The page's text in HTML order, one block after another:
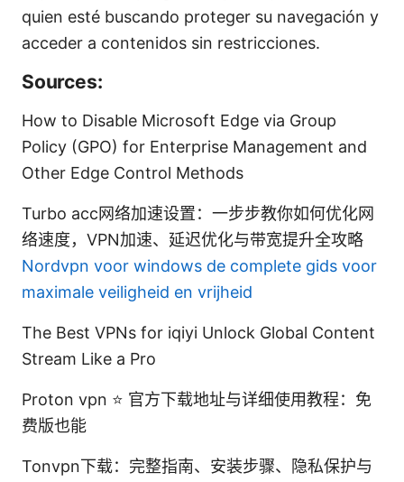
quien esté buscando proteger su navegación y
acceder a contenidos sin restricciones.
Sources:
How to Disable Microsoft Edge via Group
Policy (GPO) for Enterprise Management and
Other Edge Control Methods
Turbo acc网络加速设置：一步步教你如何优化网
络速度，VPN加速、延迟优化与带宽提升全攻略
Nordvpn voor windows de complete gids voor
maximale veiligheid en vrijheid
The Best VPNs for iqiyi Unlock Global Content
Stream Like a Pro
Proton vpn ⭐ 官方下载地址与详细使用教程：免
费版也能
Tonvpn下载：完整指南、安装步骤、隐私保护与